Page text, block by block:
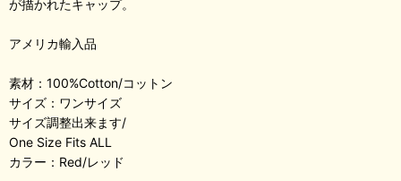
が描かれたキャップ。
アメリカ輸入品
素材：100%Cotton/コットン
サイズ：ワンサイズ
サイズ調整出来ます/
One Size Fits ALL
カラー：Red/レッド